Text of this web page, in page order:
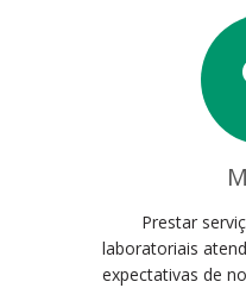
Prestar
laboratoriais
expectativas de